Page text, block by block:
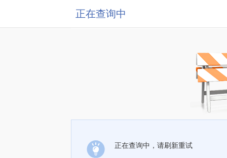
正在查询中
正在查询中，请刷新重试